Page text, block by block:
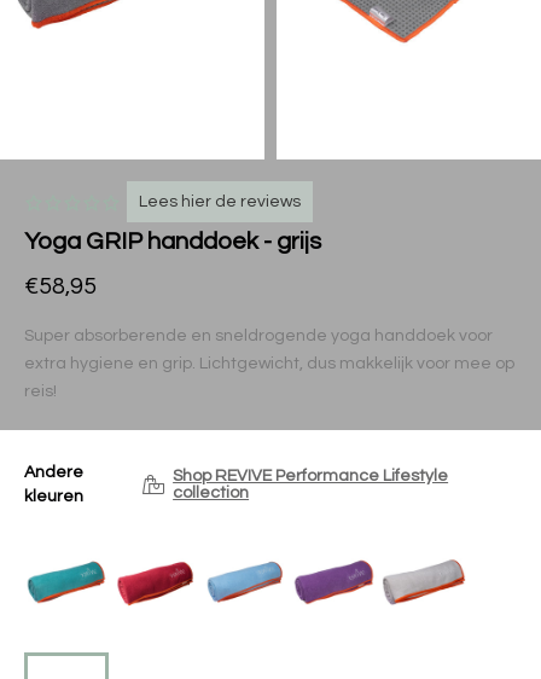
Lees hier de reviews
Yoga GRIP handdoek - grijs
€58,95
Super absorberende en sneldrogende yoga handdoek voor
extra hygiene en grip. Lichtgewicht, dus makkelijk voor mee op
reis!
Andere
kleuren
Shop REVIVE Performance Lifestyle
collection